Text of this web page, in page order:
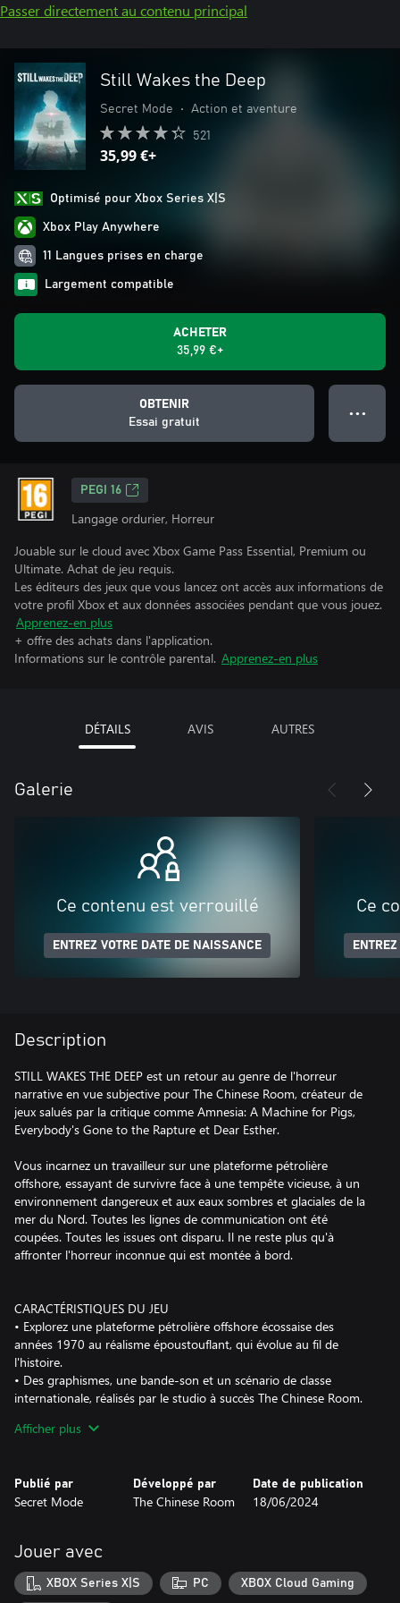
Passer directement au contenu principal
Still Wakes the Deep
Secret Mode • Action et aventure
521
35,99 €+
Optimisé pour Xbox Series X|S
Xbox Play Anywhere
11 Langues prises en charge
Largement compatible
ACHETER
35,99 €+
OBTENIR
Essai gratuit
● ● ●
PEGI 16
Langage ordurier, Horreur
Jouable sur le cloud avec Xbox Game Pass Essential, Premium ou
Ultimate. Achat de jeu requis.
Les éditeurs des jeux que vous lancez ont accès aux informations de
votre profil Xbox et aux données associées pendant que vous jouez.
Apprenez-en plus
+ offre des achats dans l'application.
Informations sur le contrôle parental. Apprenez-en plus
DÉTAILS AVIS AUTRES
Galerie
Ce contenu est verrouillé
ENTREZ VOTRE DATE DE NAISSANCE
Ce
Description
STILL WAKES THE DEEP est un retour au genre de l'horreur
narrative en vue subjective pour The Chinese Room, créateur de
jeux salués par la critique comme Amnesia: A Machine for Pigs,
Everybody's Gone to the Rapture et Dear Esther.
Vous incarnez un travailleur sur une plateforme pétrolière
offshore, essayant de survivre face à une tempête vicieuse, à un
environnement dangereux et aux eaux sombres et glaciales de la
mer du Nord. Toutes les lignes de communication ont été
coupées. Toutes les issues ont disparu. Il ne reste plus qu'à
affronter l'horreur inconnue qui est montée à bord.
CARACTÉRISTIQUES DU JEU
• Explorez une plateforme pétrolière offshore écossaise des
années 1970 au réalisme époustouflant, qui évolue au fil de
l'histoire.
• Des graphismes, une bande-son et un scénario de classe
internationale, réalisés par le studio à succès The Chinese Room.
plus encore.
• Six heures de jeu terrifiant.
• Préparez-vous à une symphonie d'action trépidante et
VIVEZ L'HORREUR
• Un scénario catastrophe immersif à bord d'une authentique
Afficher plus
Publié par
Secret Mode
Développé par
The Chinese Room
Date de publication
18/06/2024
Jouer avec
XBOX Series X|S PC XBOX Cloud Gaming